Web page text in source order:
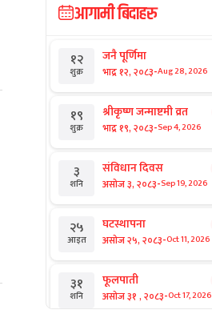
आगामी बिदाहरु
१२
शुक्र
जनै पूर्णिमा
भाद्र १२, २०८३-Aug 28, 2026
१९
शुक्र
श्रीकृष्ण जन्माष्टमी व्रत
भाद्र १९, २०८३-Sep 4, 2026
३
शनि
संविधान दिवस
असोज ३, २०८३-Sep 19, 2026
२५
आइत
घटस्थापना
असोज २५, २०८३-Oct 11, 2026
३१
शनि
फूलपाती
असोज ३१ , २०८३-Oct 17, 2026